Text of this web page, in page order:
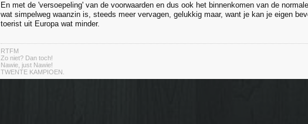
En met de 'versoepeling' van de voorwaarden en dus ook het binnenkomen van de
wat simpelweg waanzin is, steeds meer vervagen, gelukkig maar, want je kan je eigen
toerist uit Europa wat minder.
RTFM
Zo niet? Dan toch!
Nawie, just Nawie!
TWENTE KAMPIOEN.